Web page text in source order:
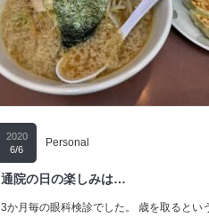
2020
6/6
Personal
通院の日の楽しみは…
3か月毎の眼科検診でした。 歳を取るとい